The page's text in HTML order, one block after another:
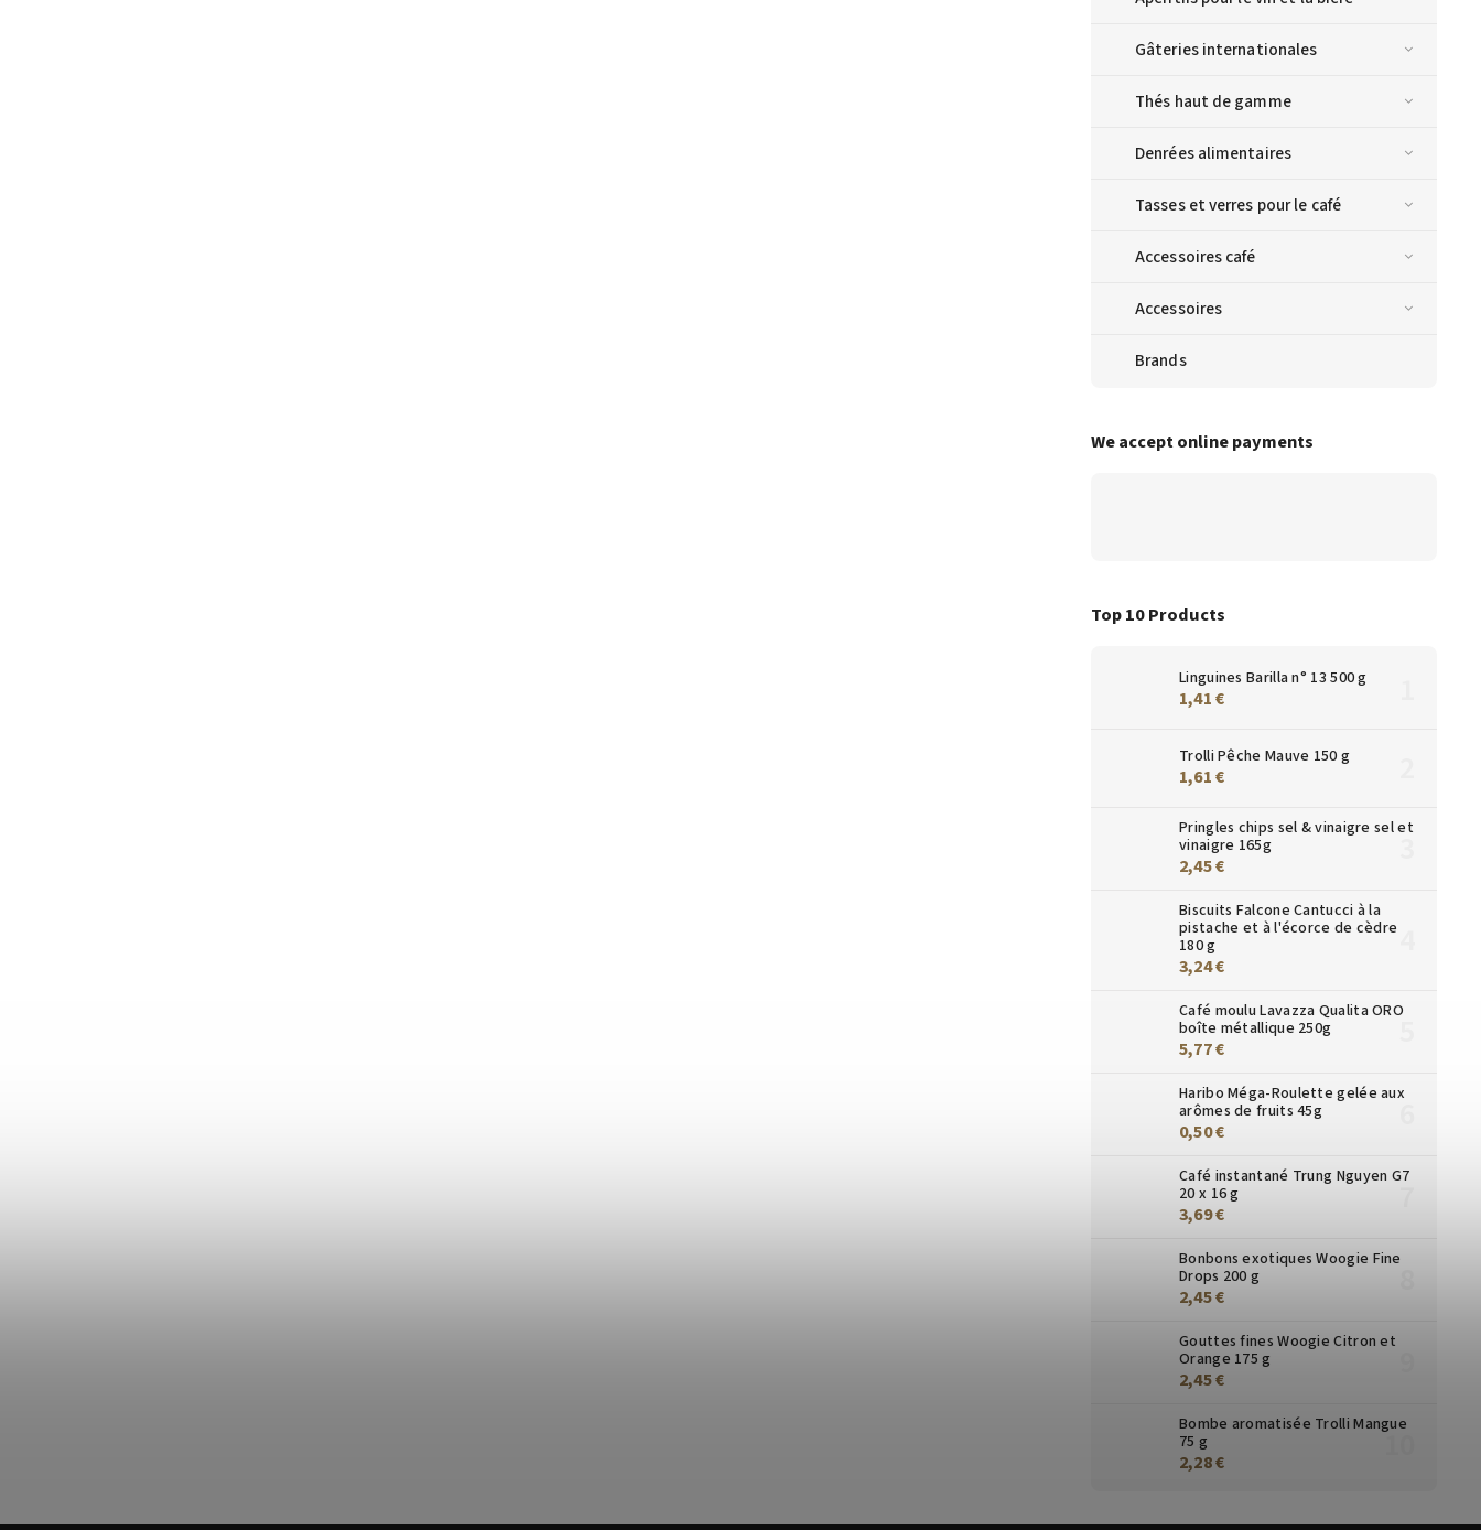
Gâteries internationales
Thés haut de gamme
Denrées alimentaires
Tasses et verres pour le café
Accessoires café
Accessoires
Brands
We accept online payments
Top 10 Products
Linguines Barilla n° 13 500 g
1,41 €
Trolli Pêche Mauve 150 g
1,61 €
Pringles chips sel & vinaigre sel et
vinaigre 165g
2,45 €
Biscuits Falcone Cantucci à la
pistache et à l'écorce de cèdre
180 g
3,24 €
Café moulu Lavazza Qualita ORO
boîte métallique 250g
5,77 €
Haribo Méga-Roulette gelée aux
arômes de fruits 45g
0,50 €
Café instantané Trung Nguyen G7
20 x 16 g
3,69 €
Bonbons exotiques Woogie Fine
Drops 200 g
2,45 €
Gouttes fines Woogie Citron et
Orange 175 g
2,45 €
Bombe aromatisée Trolli Mangue
75 g
2,28 €